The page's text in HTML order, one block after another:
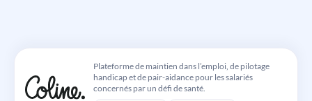
Plateforme de maintien dans l’emploi, de pilotage
handicap et de pair-aidance pour les salariés
concernés par un défi de santé.